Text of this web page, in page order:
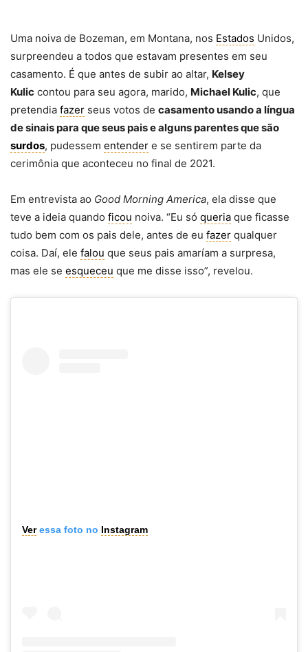
Uma noiva de Bozeman, em Montana, nos Estados Unidos,
surpreendeu a todos que estavam presentes em seu
casamento. É que antes de subir ao altar, Kelsey
Kulic contou para seu agora, marido, Michael Kulic, que
pretendia fazer seus votos de casamento usando a língua
de sinais para que seus pais e alguns parentes que são
surdos, pudessem entender e se sentirem parte da
cerimônia que aconteceu no final de 2021.
Em entrevista ao Good Morning America, ela disse que
teve a ideia quando ficou noiva. “Eu só queria que ficasse
tudo bem com os pais dele, antes de eu fazer qualquer
coisa. Daí, ele falou que seus pais amaríam a surpresa,
mas ele se esqueceu que me disse isso”, revelou.
Veressa foto no Instagram